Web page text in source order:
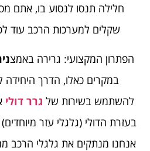
חלילה תנסו לנסוע בו, אתם
שקלים למערכות הרכב עוד
הפתרון המקצועי: גרירה באמצ
במקרים כאלו, הדרך
להשתמש בשירות של גרר דולי
בעזרת הדולי (גלגלי עזר
אנחנו מנתקים את גלגלי